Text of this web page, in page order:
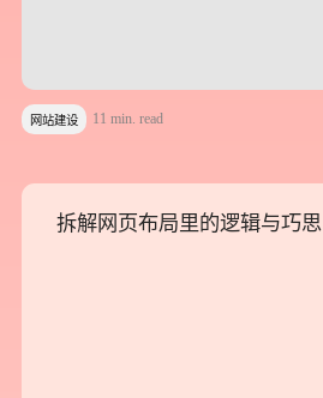
网站建设 11 min. read
拆解网页布局里的逻辑与巧思
拆解网页布局里的逻辑与巧思